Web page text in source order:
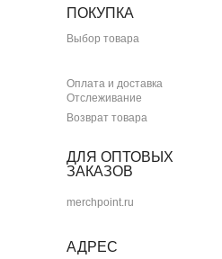
ПОКУПКА
АДРЕС
Выбор товара
Оплата и доставка
Отслеживание
Возврат товара
ДЛЯ ОПТОВЫХ
ЗАКАЗОВ
merchpoint.ru